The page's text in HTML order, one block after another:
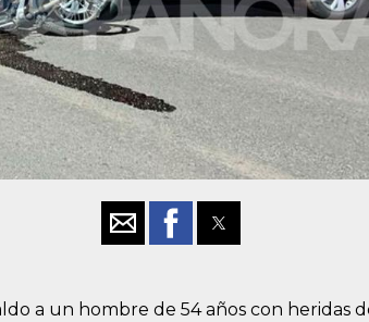
a un hombre de 54 años con heridas